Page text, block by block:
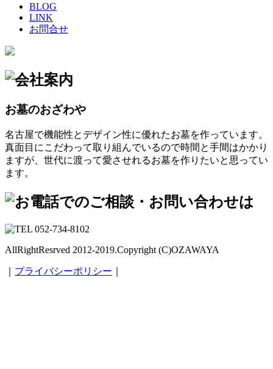
BLOG
LINK
お問合せ
お墓のおざわや
名古屋で機能性とデザイン性に優れたお墓を作っています。
真面目にこだわって取り組んでいるので時間と手間はかかり
ますが、世代に渡って愛させれるお墓を作りたいと思ってい
ます。
AllRightResrved 2012-2019.Copyright (C)OZAWAYA
プライバシーポリシー